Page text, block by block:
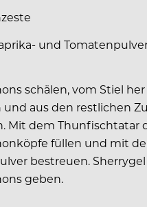
und
schälen, vom Stiel
und aus den restlichen
Mit dem Thunfischtatar
füllen und mit
bestreuen.
geben.